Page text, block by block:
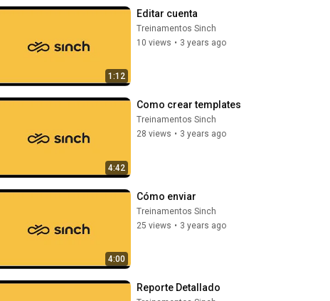
1:12
Editar cuenta
Treinamentos Sinch
10 views • 3 years ago
4:42
Como crear templates
Treinamentos Sinch
28 views • 3 years ago
4:00
Cómo enviar
Treinamentos Sinch
25 views • 3 years ago
Reporte Detallado